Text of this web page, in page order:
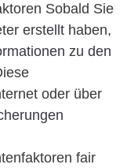
Sobald Sie
erstellt haben,
zu den
oder über
fair